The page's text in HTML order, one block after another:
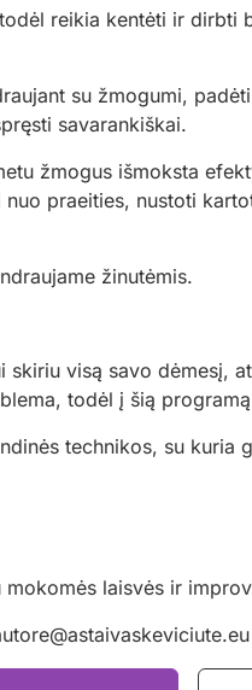
reikia kentėti ir dirbti
su žmogumi,
savarankiškai.
žmogus išmoksta
praeities, nustoti
žinutėmis.
visą savo dėmesį,
todėl į šią
technikos, su kuria
laisvės ir